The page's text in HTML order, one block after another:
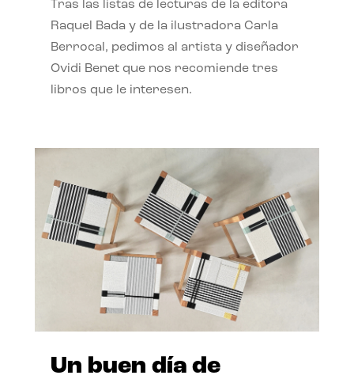
Tras las listas de lecturas de la editora
Raquel Bada y de la ilustradora Carla
Berrocal, pedimos al artista y diseñador
Ovidi Benet que nos recomiende tres
libros que le interesen.
Un buen día de